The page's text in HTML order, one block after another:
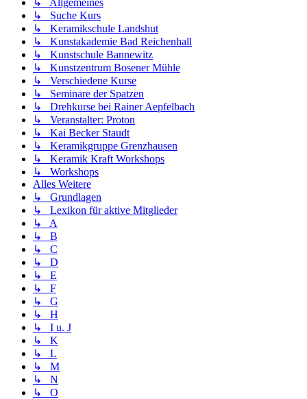
↳ Suche Kurs
↳ Keramikschule Landshut
↳ Kunstakademie Bad Reichenhall
↳ Kunstschule Bannewitz
↳ Kunstzentrum Bosener Mühle
↳ Verschiedene Kurse
↳ Seminare der Spatzen
↳ Drehkurse bei Rainer Aepfelbach
↳ Veranstalter: Proton
↳ Kai Becker Staudt
↳ Keramikgruppe Grenzhausen
↳ Keramik Kraft Workshops
↳ Workshops
Alles Weitere
↳ Grundlagen
↳ Lexikon für aktive Mitglieder
↳ A
↳ B
↳ C
↳ D
↳ E
↳ F
↳ G
↳ H
↳ I u. J
↳ K
↳ L
↳ M
↳ N
↳ O